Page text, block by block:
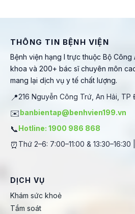
THÔNG TIN BỆNH VIỆN
Bệnh viện hạng I trực thuộc Bộ Công
khoa và 200+ bác sĩ chuyên môn
mang lại dịch vụ y tế chất lượng.
📍216 Nguyễn Công Trứ, An Hải, TP
✉️banbientap@benhvien199.vn
📞Hotline: 1900 986 868
⏰ Thứ 2–6: 7:00–11:00 &
DỊCH VỤ
Khám sức khoẻ
Tầm soát